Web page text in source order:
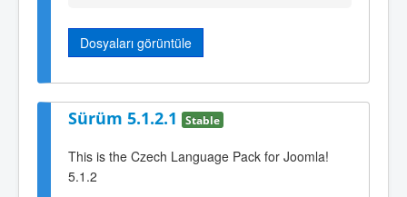
Dosyaları görüntüle
Sürüm 5.1.2.1 Stable
This is the Czech Language Pack for Joomla!
5.1.2